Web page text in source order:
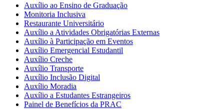
Auxílio ao Ensino de Graduação
Monitoria Inclusiva
Restaurante Universitário
Auxílio a Atividades Obrigatórias Externas
Auxílio à Participação em Eventos
Auxílio Emergencial Estudantil
Auxílio Creche
Auxílio Transporte
Auxílio Inclusão Digital
Auxílio Moradia
Auxílio a Estudantes Estrangeiros
Painel de Benefícios da PRAC